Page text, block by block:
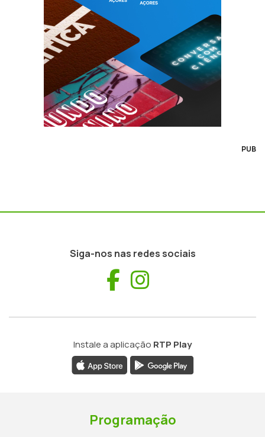
PUB
Siga-nos nas redes sociais
Facebook
Instale a aplicação RTP Play
Programação